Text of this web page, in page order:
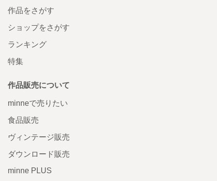
作品をさがす
ショップをさがす
ランキング
特集
作品販売について
minneで売りたい
食品販売
ヴィンテージ販売
ダウンロード販売
minne PLUS